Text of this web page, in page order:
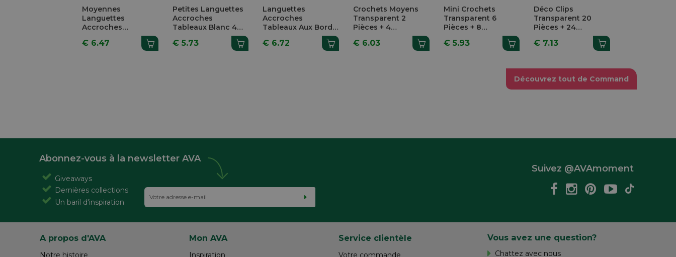
Moyennes
Languettes
Accroches
Tableaux Blanc 4
Pièces
€ 6.47
Petites Languettes
Accroches
Tableaux Blanc 4
€ 5.73
Languettes
Accroches
Tableaux Aux Bords
Pièces
€ 6.72
Crochets Moyens
Transparent 2
Pièces + 4
€ 6.03
Mini Crochets
Transparent 6
Pièces + 8
€ 5.93
Déco Clips
Transparent 20
Pièces + 24
€ 7.13
Découvrez tout de Command
Abonnez-vous à la newsletter AVA
Giveaways
Dernières collections
Un baril d'inspiration
Suivez @AVAmoment
A propos d'AVA
Notre histoire
Mon AVA
Inspiration
Service clientèle
Votre commande
Vous avez une question?
Chattez avec nous